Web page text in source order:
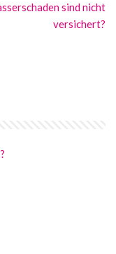
sind nicht
versichert?